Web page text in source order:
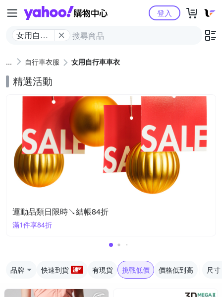
Yahoo購物中心
女用自行
登入
自行車衣服 女用自行車車衣
精選活動
運動品類日限時↘結帳84折
滿1件享84折
品牌 快速到貨 有現貨 挑戰低價 價格低到高 尺寸